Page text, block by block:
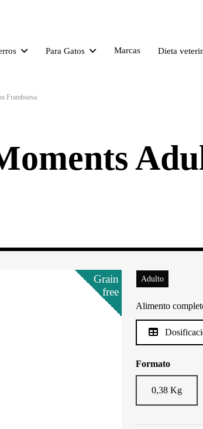
Para Gatos Marcas Dieta
Frambuesa
Grain
free
Grain
free
Grain
free
Grain
free
Grain
free
Adulto
Alimento
Formato
0,38 Kg